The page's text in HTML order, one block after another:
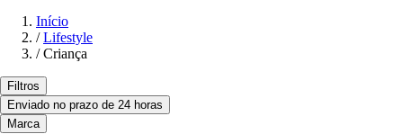
Início
/ Lifestyle
/ Criança
Filtros
Enviado no prazo de 24 horas
Marca